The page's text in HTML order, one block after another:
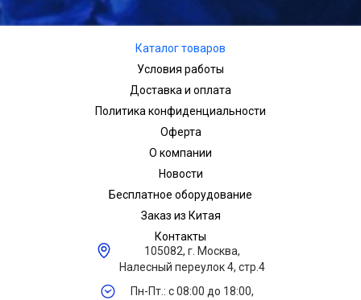
Каталог товаров
Условия работы
Доставка и оплата
Политика конфиденциальности
Оферта
О компании
Новости
Бесплатное оборудование
Заказ из Китая
Контакты
105082, г. Москва,
Налесный переулок 4, стр.4
Пн-Пт.: с 08:00 до 18:00,